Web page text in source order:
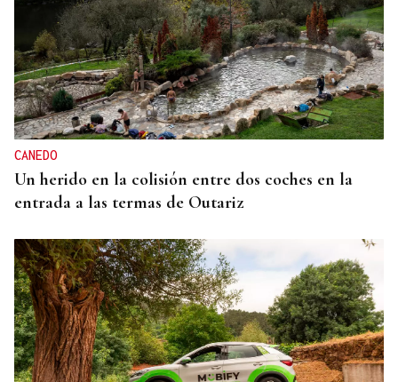
CANEDO
Un herido en la colisión entre dos coches en la
entrada a las termas de Outariz